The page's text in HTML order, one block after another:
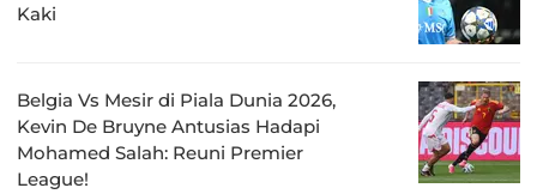
Kaki
Belgia Vs Mesir di Piala Dunia 2026,
Kevin De Bruyne Antusias Hadapi
Mohamed Salah: Reuni Premier
League!